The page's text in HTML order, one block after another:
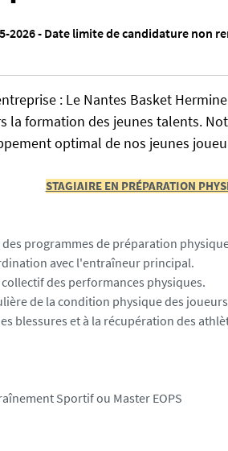
2026 - Date limite de candidature non
: Le Nantes Basket
la formation des jeunes talents.
optimal de nos jeunes
STAGIAIRE EN PRÉPARATION
programmes de préparation
avec l'entraîneur principal.
des performances physiques.
de la condition physique des
blessures et à la récupération des
Sportif ou Master EOPS